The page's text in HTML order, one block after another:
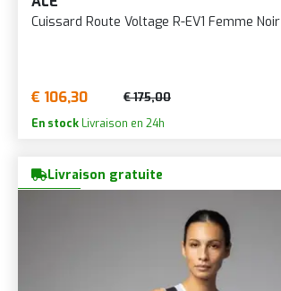
Cuissard Route Voltage R-EV1 Femme Noir
€ 106,30 € 175,00
En stock Livraison en 24h
Livraison gratuite